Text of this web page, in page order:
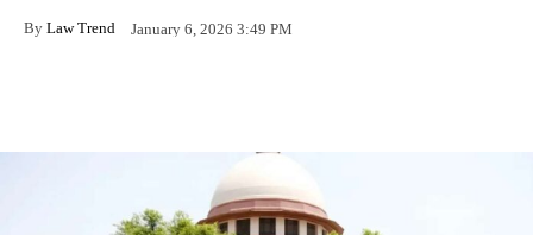
By Law Trend January 6, 2026 3:49 PM